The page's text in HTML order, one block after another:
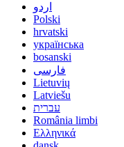
اردو
Polski
hrvatski
українська
bosanski
فارسی
Lietuvių
Latviešu
עברית
România limbi
Ελληνικά